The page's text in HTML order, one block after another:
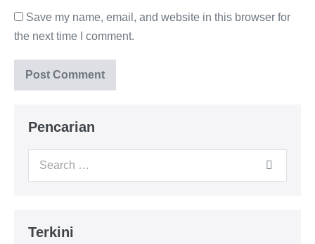
Save my name, email, and website in this browser for
the next time I comment.
Pencarian
Search
Terkini